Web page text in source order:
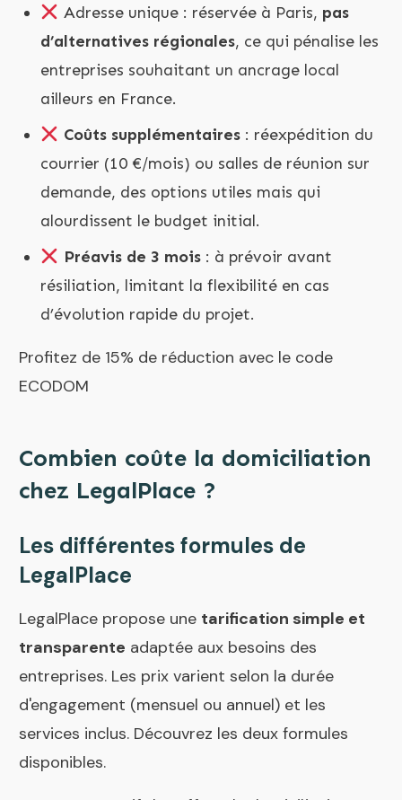
Adresse unique : réservée à Paris, pas
d’alternatives régionales, ce qui pénalise les
entreprises souhaitant un ancrage local
ailleurs en France.
Coûts supplémentaires: réexpédition du
courrier (10 €/mois) ou salles de réunion sur
demande, des options utiles mais qui
alourdissent le budget initial.
Préavis de 3 mois: à prévoir avant
résiliation, limitant la flexibilité en cas
d’évolution rapide du projet.
Profitez de 15% de réduction avec le code
ECODOM
Combien coûte la domiciliation
chez LegalPlace ?
Les différentes formules de
LegalPlace
LegalPlace propose une tarification simple et
transparente adaptée aux besoins des
entreprises. Les prix varient selon la durée
d'engagement (mensuel ou annuel) et les
services inclus. Découvrez les deux formules
disponibles.